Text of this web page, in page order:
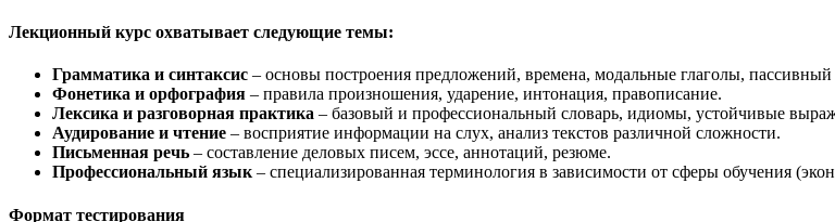
Лекционный курс охватывает следующие темы:
Грамматика и синтаксис – основы построения предложений, времена, модальные глаголы, пассивный
Фонетика и орфография – правила произношения, ударение, интонация, правописание.
Лексика и разговорная практика – базовый и профессиональный словарь, идиомы, устойчивые
Аудирование и чтение – восприятие информации на слух, анализ текстов различной сложности.
Письменная речь – составление деловых писем, эссе, аннотаций, резюме.
Профессиональный язык– специализированная терминология в зависимости от сферы обучения
Формат тестирования